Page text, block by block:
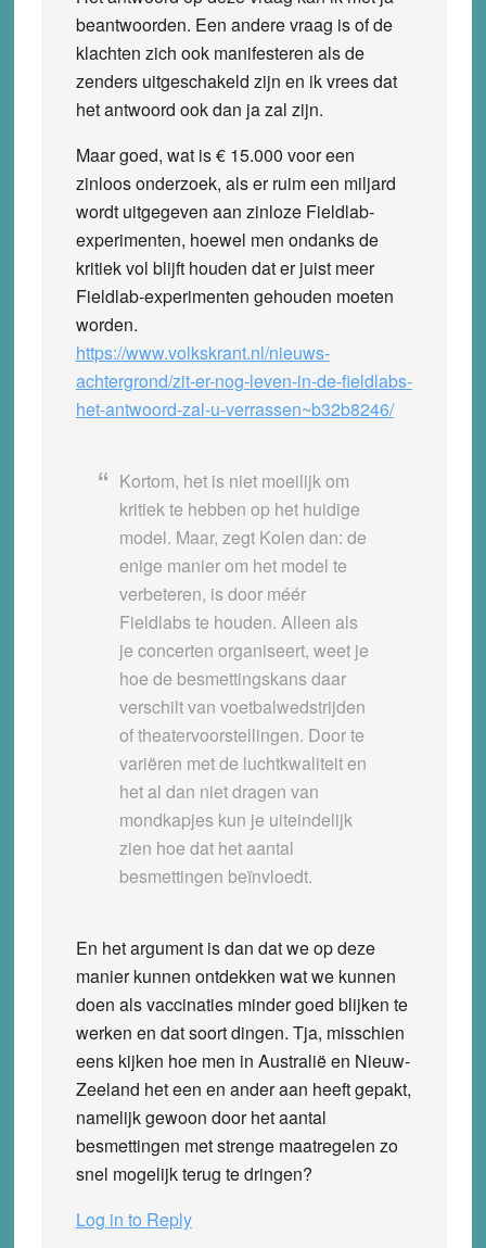
beantwoorden. Een andere vraag is of de
klachten zich ook manifesteren als de
zenders uitgeschakeld zijn en ik vrees dat
het antwoord ook dan ja zal zijn.
Maar goed, wat is € 15.000 voor een
zinloos onderzoek, als er ruim een miljard
wordt uitgegeven aan zinloze Fieldlab-
experimenten, hoewel men ondanks de
kritiek vol blijft houden dat er juist meer
Fieldlab-experimenten gehouden moeten
worden.
https://www.volkskrant.nl/nieuws-
achtergrond/zit-er-nog-leven-in-de-fieldlabs-
het-antwoord-zal-u-verrassen~b32b8246/
Kortom, het is niet moeilijk om
kritiek te hebben op het huidige
model. Maar, zegt Kolen dan: de
enige manier om het model te
verbeteren, is door méér
Fieldlabs te houden. Alleen als
je concerten organiseert, weet je
hoe de besmettingskans daar
verschilt van voetbalwedstrijden
of theatervoorstellingen. Door te
variëren met de luchtkwaliteit en
het al dan niet dragen van
mondkapjes kun je uiteindelijk
zien hoe dat het aantal
besmettingen beïnvloedt.
En het argument is dan dat we op deze
manier kunnen ontdekken wat we kunnen
doen als vaccinaties minder goed blijken te
werken en dat soort dingen. Tja, misschien
eens kijken hoe men in Australië en Nieuw-
Zeeland het een en ander aan heeft gepakt,
namelijk gewoon door het aantal
besmettingen met strenge maatregelen zo
snel mogelijk terug te dringen?
Log in to Reply